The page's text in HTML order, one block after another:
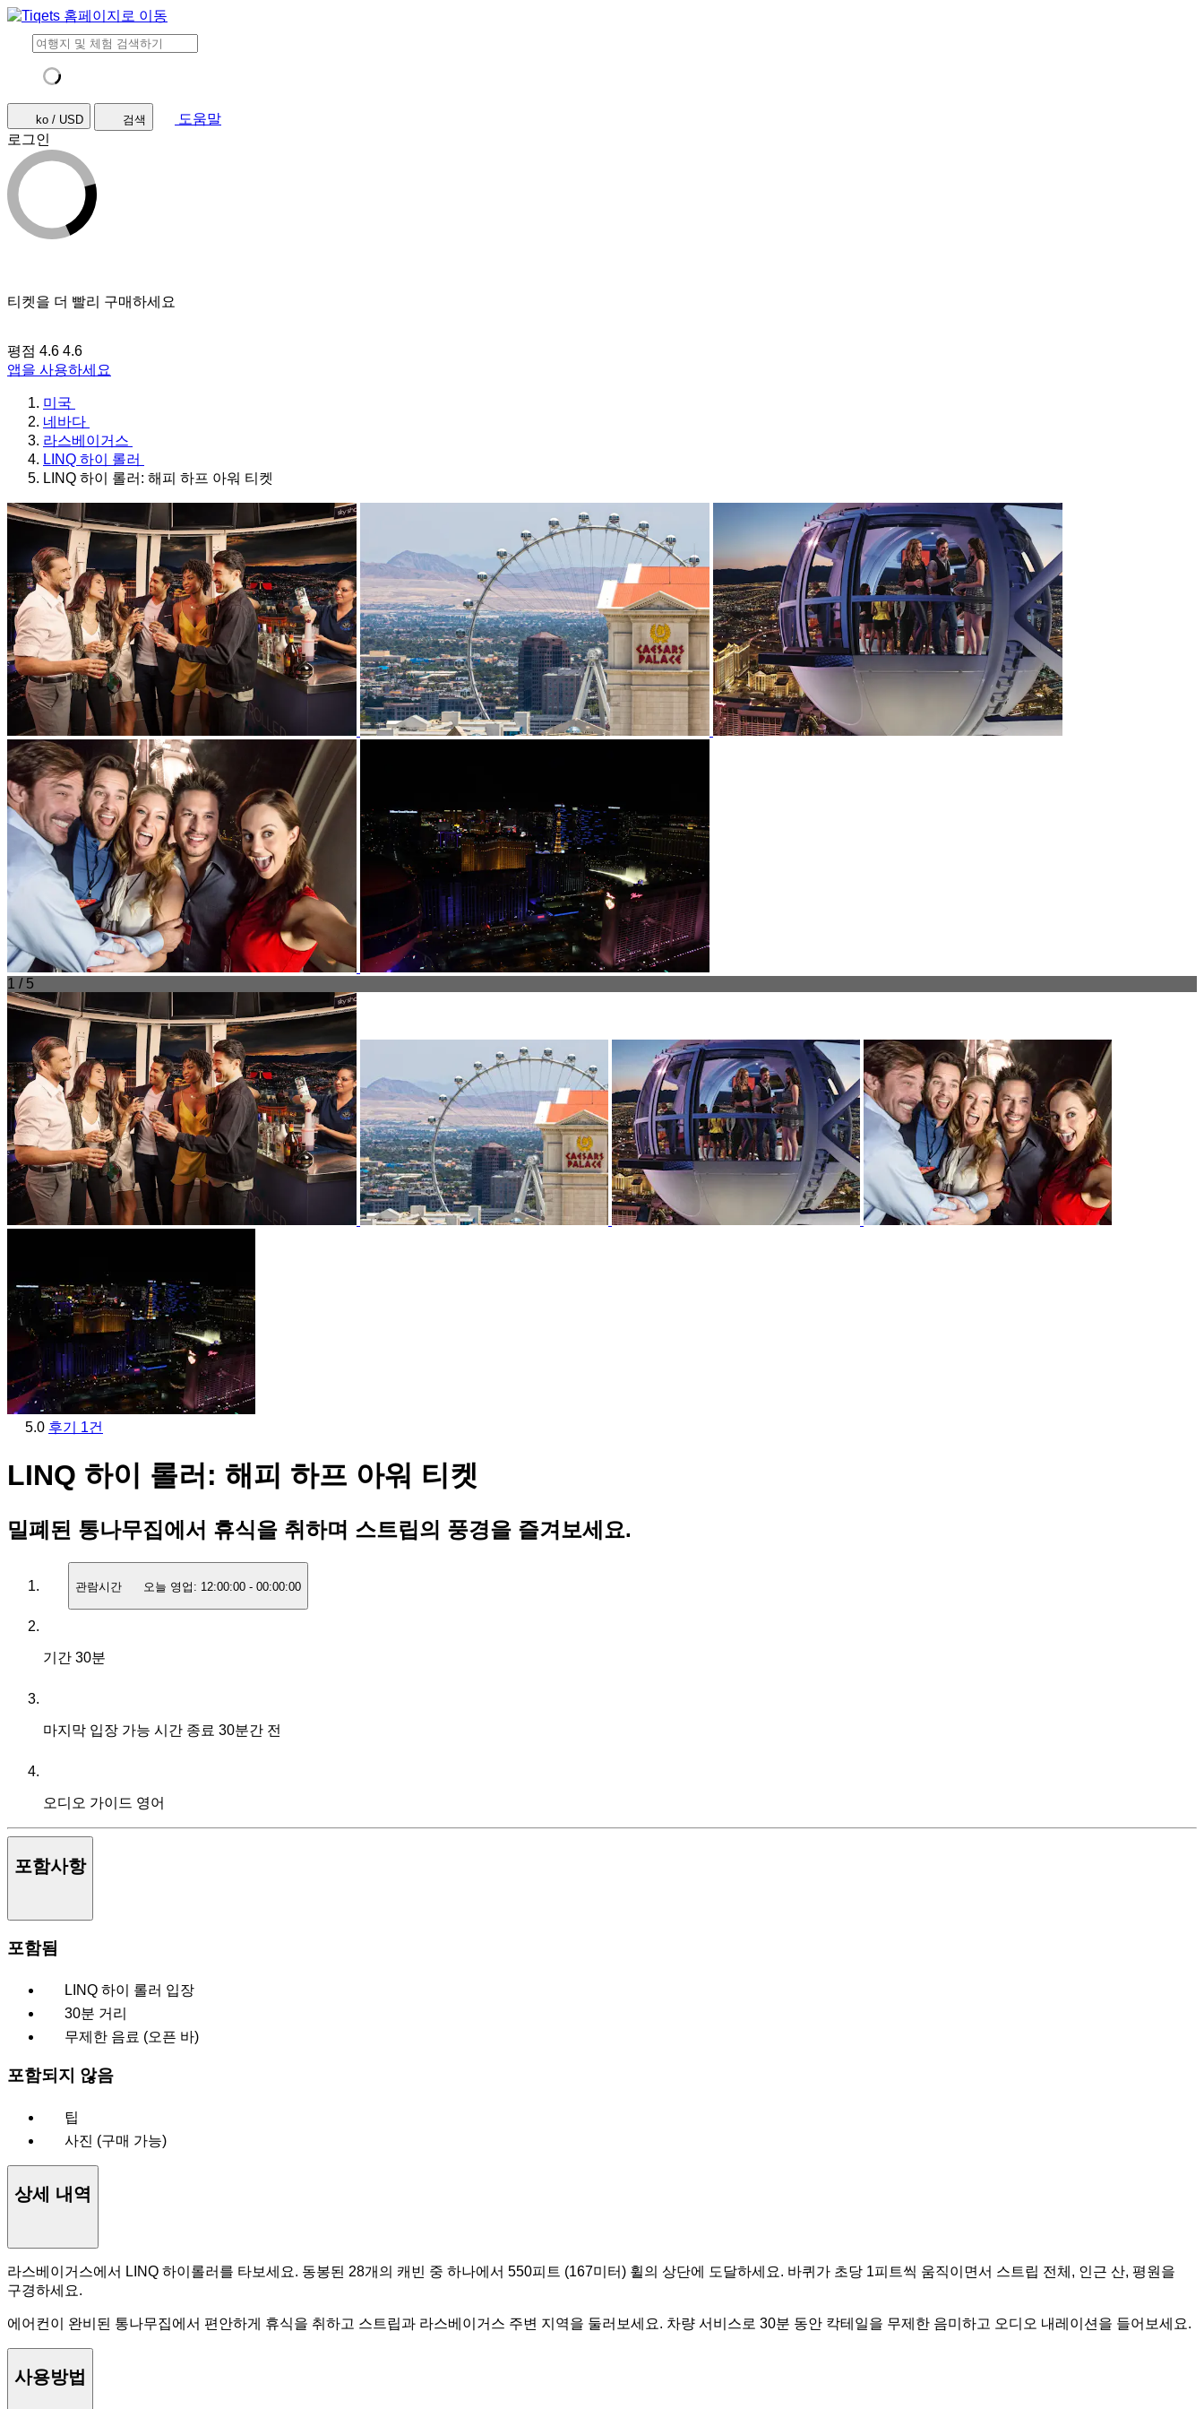
ko / USD 검색
도움말
로그인
티켓을 더 빨리 구매하세요
평점 4.6 4.6
앱을 사용하세요
미국
네바다
라스베이거스
LINQ 하이 롤러
LINQ 하이 롤러: 해피 하프 아워 티켓
1 / 5
5.0 후기 1건
LINQ 하이 롤러: 해피 하프 아워 티켓
밀폐된 통나무집에서 휴식을 취하며 스트립의 풍경을 즐겨보세요.
관람시간 오늘 영업: 12:00:00 - 00:00:00
기간 30분
마지막 입장 가능 시간 종료 30분간 전
오디오 가이드 영어
포함사항
포함됨
LINQ 하이 롤러 입장
30분 거리
무제한 음료 (오픈 바)
포함되지 않음
팁
사진 (구매 가능)
상세 내역
라스베이거스에서 LINQ 하이롤러를 타보세요. 동봉된 28개의 캐빈 중 하나에서 550피트 (167미터) 휠의 상단에 도달하세요. 바퀴가 초당 1피트씩 움직이면서 스트립 전체, 인근 산, 평원을
구경하세요.
에어컨이 완비된 통나무집에서 편안하게 휴식을 취하고 스트립과 라스베이거스 주변 지역을 둘러보세요. 차량 서비스로 30분 동안 칵테일을 무제한 음미하고 오디오 내레이션을 들어보세요.
사용방법